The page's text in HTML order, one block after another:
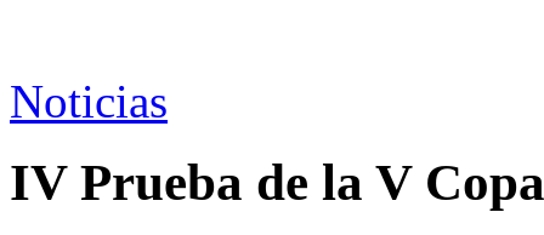
Noticias
IV Prueba de la V